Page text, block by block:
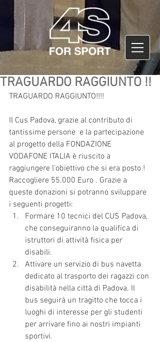
TRAGUARDO RAGGIUNTO !!
TRAGUARDO RAGGIUNTO!!!!
Il Cus Padova, grazie al contributo di
tantissime persone  e la partecipazione
al progetto della FONDAZIONE
VODAFONE ITALIA è riuscito a
raggiungere l’obiettivo che si era posto !
Raccogliere 55.000 Euro . Grazie a
queste donazioni si potranno sviluppare
i seguenti progetti:
Formare 10 tecnici del CUS Padova,
che conseguiranno la qualifica di
istruttori di attività fisica per
disabili.
Attivare un servizio di bus navetta
dedicato al trasporto dei ragazzi con
disabilità nella città di Padova. Il
bus seguirà un tragitto che tocca i
luoghi di interesse per gli studenti
per arrivare fino ai nostri impianti
sportivi.